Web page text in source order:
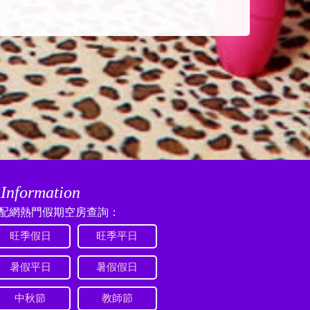
Information
網熱門假期空房查詢：
旺季假日 旺季平日
暑假平日 暑假假日
中秋節 教師節